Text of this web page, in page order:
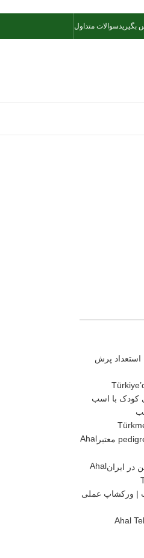
بگیریدسوالات متداول
Ahal
Ahal
Ahal